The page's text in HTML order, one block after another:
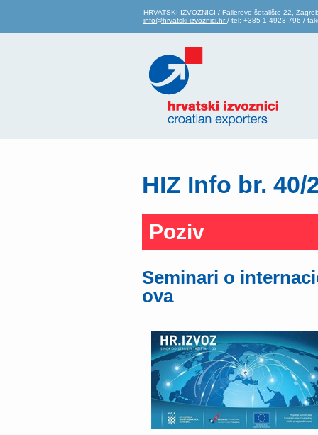
HRVATSKI IZVOZNICI / Fallerovo šetalište 22,
info@hrvatski-izvoznici.hr / tel: +385 1 4923 796 /
HIZ Info br. 40/
Poziv
Seminari o
ova